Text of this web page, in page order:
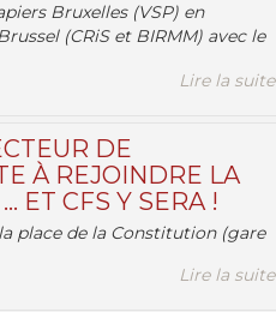
Bruxelles (VSP) en
(CRiS et BIRMM) avec le
Lire la suite
DE
À REJOINDRE LA
ET CFS Y SERA !
place de la Constitution (gare
Lire la suite